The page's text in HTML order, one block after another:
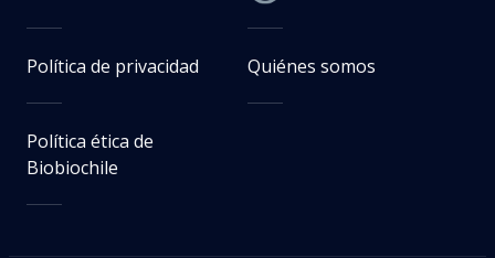
Política de privacidad Quiénes somos
Política ética de
Biobiochile